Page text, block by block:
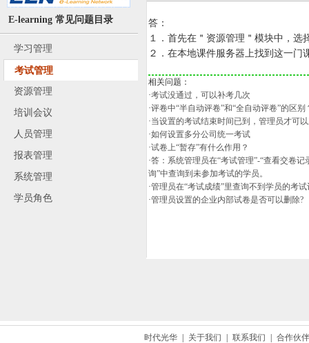
E-learning 常见问题目录
学习管理
考试管理
资源管理
培训会议
人员管理
报表管理
系统管理
学员角色
答：
１．首先在＂资源管理＂模块中，
２．在本地课件服务器上找到这一门
相关问题：
·考试没通过，可以补考几次
·评卷中“半自动评卷”和“全自动评卷”的区别
·当设置的考试结束时间已到，管理员才可
·如何设置多分公司统一考试
·试卷上“暂存”有什么作用？
·答：系统管理员在“考试管理”-“查看交卷
询”中查询到未参加考试的学员。
·管理员在“考试成绩”里查询不到学员的考试
·管理员设置的企业内部试卷是否可以删除?
时代光华 关于我们 联系我们
合作伙伴